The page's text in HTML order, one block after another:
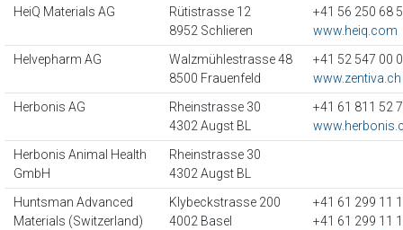
HeiQ Materials AG
Rütistrasse 12
8952 Schlieren
+41 56 250 68
www.heiq.com
Helvepharm AG
Walzmühlestrasse 48
8500 Frauenfeld
+41 52 547 00
www.zentiva.ch
Herbonis AG
Rheinstrasse 30
4302 Augst BL
+41 61 811 52
Herbonis Animal Health
GmbH
Rheinstrasse 30
4302 Augst BL
Huntsman Advanced
Materials (Switzerland)
Klybeckstrasse 200
4002 Basel
+41 61 299 11
+41 61 299 11